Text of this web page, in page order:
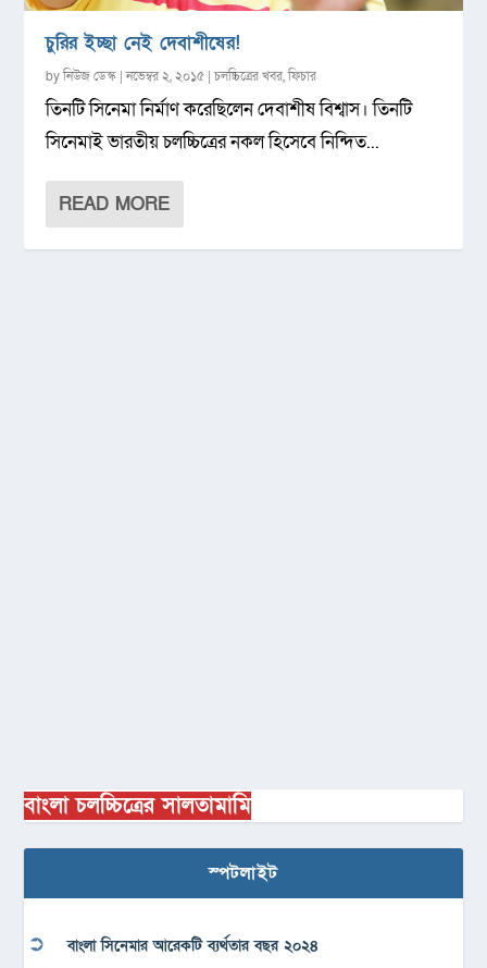
চুরির ইচ্ছা নেই দেবাশীষের!
byনিউজ ডেস্ক |নভেম্বর ২, ২০১৫ |চলচ্চিত্রের খবর,ফিচার
তিনটি সিনেমা নির্মাণ করেছিলেন দেবাশীষ বিশ্বাস। তিনটি
সিনেমাই ভারতীয় চলচ্চিত্রের নকল হিসেবে নিন্দিত...
READ MORE
বাংলা চলচ্চিত্রের সালতামামি
স্পটলাইট
বাংলা সিনেমার আরেকটি ব্যর্থতার বছর ২০২৪